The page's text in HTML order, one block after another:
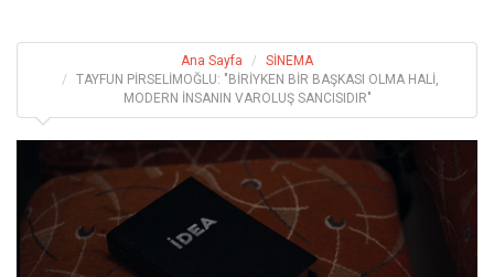
Ana Sayfa
SİNEMA
TAYFUN PİRSELİMOĞLU: "BİRİYKEN BİR BAŞKASI OLMA HALİ,
MODERN İNSANIN VAROLUŞ SANCISIDIR"